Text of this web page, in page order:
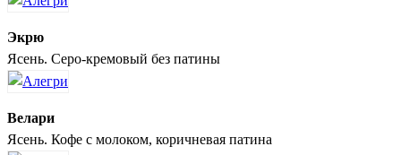
Экрю
Ясень. Серо-кремовый без патины
Велари
Ясень. Кофе с молоком, коричневая патина